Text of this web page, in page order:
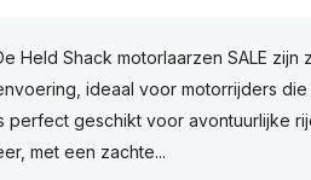
Held Shack motorlaarzen SALE
ideaal voor motorrijders
perfect geschikt voor avontuurlijke
met een zachte...